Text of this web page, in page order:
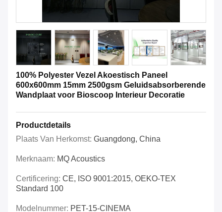
100% Polyester Vezel Akoestisch Paneel
600x600mm 15mm 2500gsm Geluidsabsorberende
Wandplaat voor Bioscoop Interieur Decoratie
Productdetails
Plaats Van Herkomst: Guangdong, China
Merknaam: MQ Acoustics
Certificering: CE, ISO 9001:2015, OEKO-TEX
Standard 100
Modelnummer: PET-15-CINEMA